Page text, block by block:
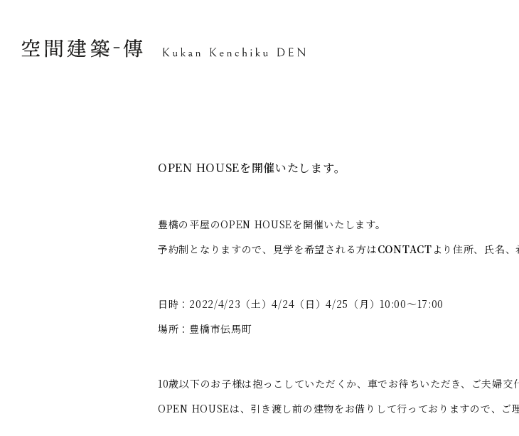
OPEN HOUSEを開催いたします。
豊橋の平屋のOPEN HOUSEを開催いたします。
予約制となりますので、見学を希望される方はCONTACT より住所、氏名
日時：2022/4/23（土）4/24（日）4/25（月）10:00～17:00
場所：豊橋市伝馬町
10歳以下のお子様は抱っこしていただくか、車でお待ちいただき、ご夫婦交
OPEN HOUSEは、引き渡し前の建物をお借りして行っておりますので、ご